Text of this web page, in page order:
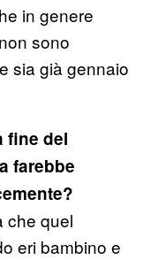
in genere
sono
sia già gennaio
fine del
farebbe
che quel
eri bambino e